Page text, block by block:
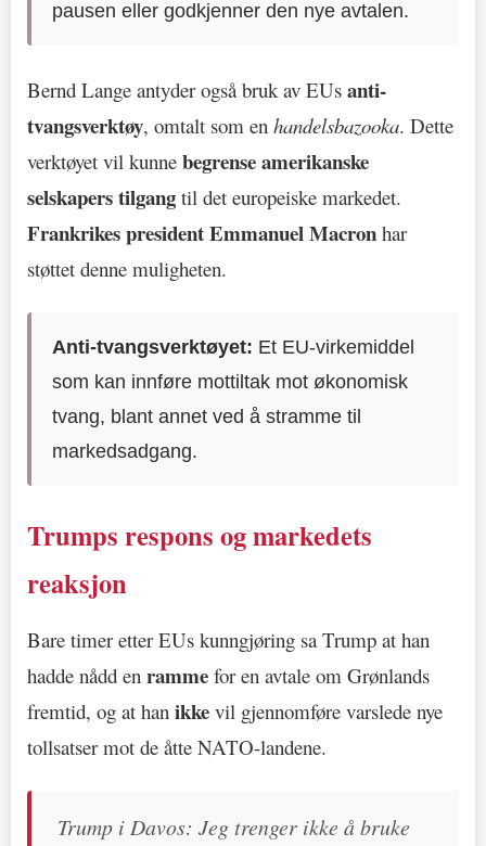
pausen eller godkjenner den nye avtalen.
Bernd Lange antyder også bruk av EUs anti-
tvangsverktøy, omtalt som en handelsbazooka. Dette
verktøyet vil kunne begrense amerikanske
selskapers tilgang til det europeiske markedet.
Frankrikes president Emmanuel Macron har
støttet denne muligheten.
Anti-tvangsverktøyet: Et EU-virkemiddel
som kan innføre mottiltak mot økonomisk
tvang, blant annet ved å stramme til
markedsadgang.
Trumps respons og markedets
reaksjon
Bare timer etter EUs kunngjøring sa Trump at han
hadde nådd en ramme for en avtale om Grønlands
fremtid, og at han ikke vil gjennomføre varslede nye
tollsatser mot de åtte NATO-landene.
Trump i Davos: Jeg trenger ikke å bruke